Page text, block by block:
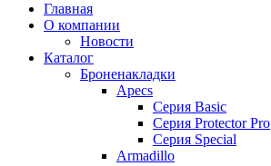
Главная
О компании
Новости
Каталог
Броненакладки
Apecs
Серия Basic
Серия Protector Pro
Серия Special
Armadillo